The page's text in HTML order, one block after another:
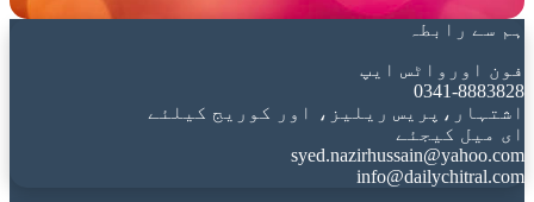
ہم سے رابطہ
فون اورواٹس ایپ
0341-8883828
اشتہار،پریس ریلیز، اور کوریج کیلئے
ای میل کیجئے
syed.nazirhussain@yahoo.com
info@dailychitral.com